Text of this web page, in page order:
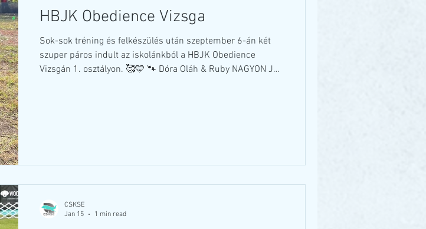
HBJK Obedience Vizsga
Sok-sok tréning és felkészülés után szeptember 6-án két
szuper páros indult az iskolánkból a HBJK Obedience
Vizsgán 1. osztályon. 🥰🩵 🐾 Dóra Oláh & Ruby NAGYON JÓ
CSKSE
Jan 15
1 min read